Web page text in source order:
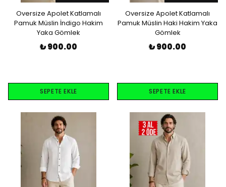
Oversize Apolet Katlamalı
Pamuk Müslin İndigo Hakim
Yaka Gömlek
₺ 900.00
SEPETE EKLE
Oversize Apolet Katlamalı
Pamuk Müslin Haki Hakim Yaka
Gömlek
₺ 900.00
SEPETE EKLE